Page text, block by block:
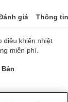
giá Thông
điều khiển nhiệt
miễn phí.